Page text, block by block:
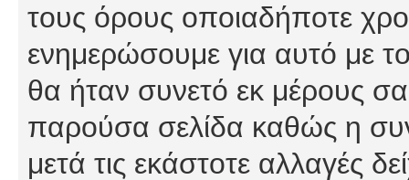
τους όρους οποιαδήποτε
ενημερώσουμε για αυτό με
θα ήταν συνετό εκ μέρους
παρούσα σελίδα καθώς η
μετά τις εκάστοτε αλλαγές